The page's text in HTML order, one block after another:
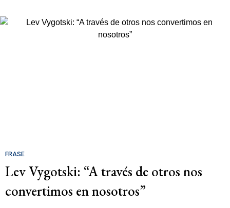
FRASE
Lev Vygotski: “A través de otros nos
convertimos en nosotros”